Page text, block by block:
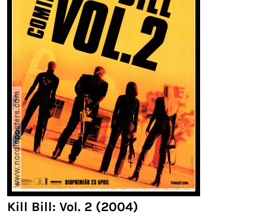
Kill Bill: Vol. 2 (2004)